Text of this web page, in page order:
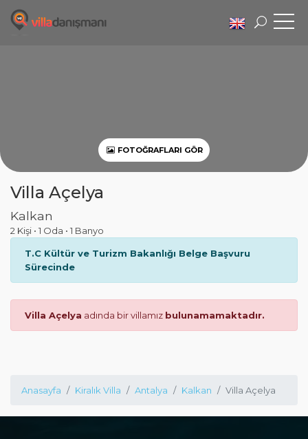
FOTOĞRAFLARI GÖR
Villa Açelya
Kalkan
2 Kişi • 1 Oda • 1 Banyo
T.C Kültür ve Turizm Bakanlığı Belge Başvuru
Sürecinde
Villa Açelya adında bir villamız bulunamamaktadır.
Anasayfa Kiralık Villa Antalya Kalkan Villa Açelya